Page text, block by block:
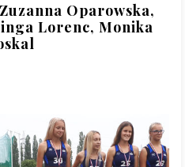
Oparowska,
Lorenc, Monika